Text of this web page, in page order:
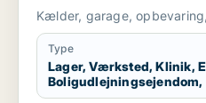
eller
København K,
Frederiksberg m.fl.
Kælder, garage,
Type
Lager, Værksted, Klinik,